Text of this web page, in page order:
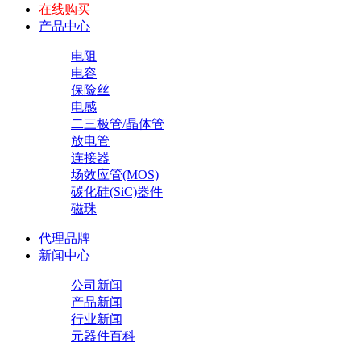
在线购买
产品中心
电阻
电容
保险丝
电感
二三极管/晶体管
放电管
连接器
场效应管(MOS)
碳化硅(SiC)器件
磁珠
代理品牌
新闻中心
公司新闻
产品新闻
行业新闻
元器件百科